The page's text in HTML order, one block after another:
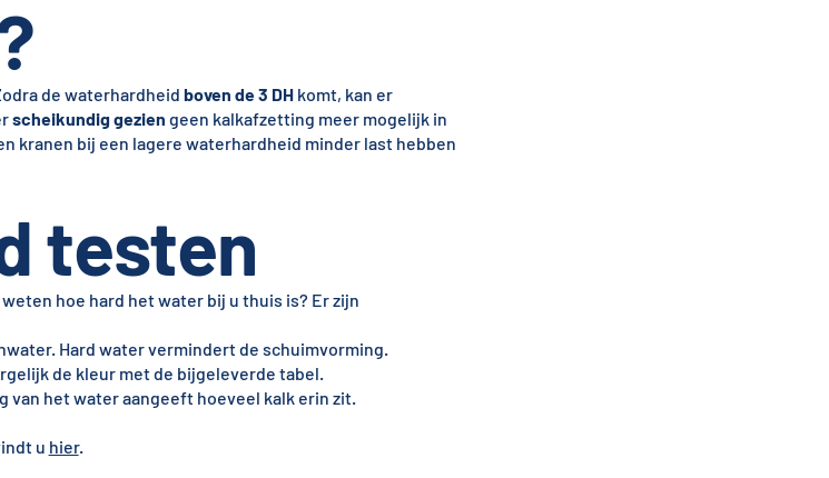
de waterhardheid boven de 3 DHkomt, kan er
scheikundig gezien geen kalkafzetting meer mogelijk in
kranen bij een lagere waterhardheid minder last hebben
testen
hoe hard het water bij u thuis is? Er zijn
Hard water vermindert de schuimvorming.
de kleur met de bijgeleverde tabel.
het water aangeeft hoeveel kalk erin zit.
u hier.